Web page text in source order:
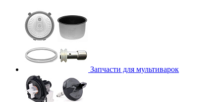
Запчасти для мультиварок